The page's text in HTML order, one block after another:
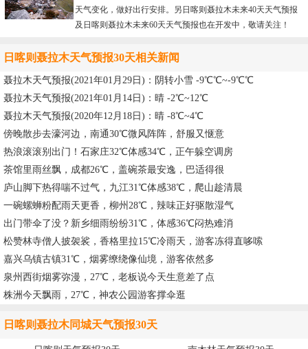
天气变化，做好出行安排。另日喀则聂拉木未来40天天气预报
及日喀则聂拉木未来60天天气预报也在开发中，敬请关注！
日喀则聂拉木天气预报30天相关新闻
聂拉木天气预报(2021年01月29日)：阴转小雪 -9℃℃~-9℃℃
聂拉木天气预报(2021年01月14日)：晴 -2℃~12℃
聂拉木天气预报(2020年12月18日)：晴 -8℃~4℃
傍晚散步去濠河边，南通30℃微风阵阵，舒服又惬意
热浪滚滚别出门！石家庄32℃体感34℃，正午躲空调房
茶馆里雨丝飘，成都26℃，盖碗茶最安逸，巴适得很
庐山脚下热得喘不过气，九江31℃体感38℃，爬山趁清晨
一碗螺蛳粉配雨天更香，柳州28℃，辣味正好驱散湿气
出门带伞了没？新乡细雨纷纷31℃，体感36℃闷热难消
松赞林寺僧人披袈裟，香格里拉15℃冷雨天，游客冻得直哆嗦
嘉兴乌镇古镇31℃，烟雾缭绕像仙境，游客依然多
泉州西街烟雾弥漫，27℃，老板说今天生意差了点
株洲今天飘雨，27℃，神农公园游客撑伞逛
日喀则聂拉木同城天气预报30天